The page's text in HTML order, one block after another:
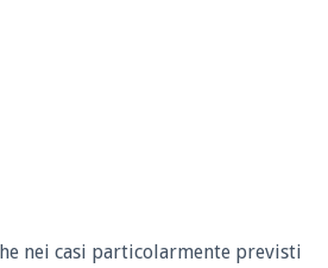
nei casi particolarmente previsti